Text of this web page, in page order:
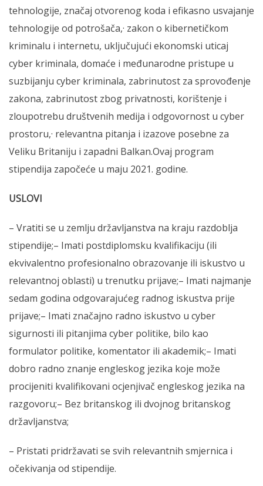
tehnologije, značaj otvorenog koda i efikasno usvajanje
tehnologije od potrošača,· zakon o kibernetičkom
kriminalu i internetu, uključujući ekonomski uticaj
cyber kriminala, domaće i međunarodne pristupe u
suzbijanju cyber kriminala, zabrinutost za sprovođenje
zakona, zabrinutost zbog privatnosti, korištenje i
zloupotrebu društvenih medija i odgovornost u cyber
prostoru,· relevantna pitanja i izazove posebne za
Veliku Britaniju i zapadni Balkan.Ovaj program
stipendija započeće u maju 2021. godine.
USLOVI
– Vratiti se u zemlju državljanstva na kraju razdoblja
stipendije;– Imati postdiplomsku kvalifikaciju (ili
ekvivalentno profesionalno obrazovanje ili iskustvo u
relevantnoj oblasti) u trenutku prijave;– Imati najmanje
sedam godina odgovarajućeg radnog iskustva prije
prijave;– Imati značajno radno iskustvo u cyber
sigurnosti ili pitanjima cyber politike, bilo kao
formulator politike, komentator ili akademik;– Imati
dobro radno znanje engleskog jezika koje može
procijeniti kvalifikovani ocjenjivač engleskog jezika na
razgovoru;– Bez britanskog ili dvojnog britanskog
državljanstva;
– Pristati pridržavati se svih relevantnih smjernica i
očekivanja od stipendije.